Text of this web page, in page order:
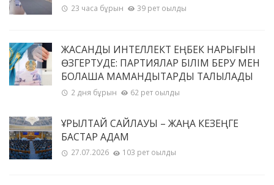
23 часа бұрын 39 рет оқылды
ЖАСАНДЫ ИНТЕЛЛЕКТ ЕҢБЕК НАРЫҒЫН
ӨЗГЕРТУДЕ: ПАРТИЯЛАР БІЛІМ БЕРУ МЕН
БОЛАШАҚ МАМАНДЫҚТАРДЫ ТАЛҚЫЛАДЫ
2 дня бұрын 62 рет оқылды
ҚҰРЫЛТАЙ САЙЛАУЫ – ЖАҢА КЕЗЕҢГЕ
БАСТАР ҚАДАМ
27.07.2026 103 рет оқылды